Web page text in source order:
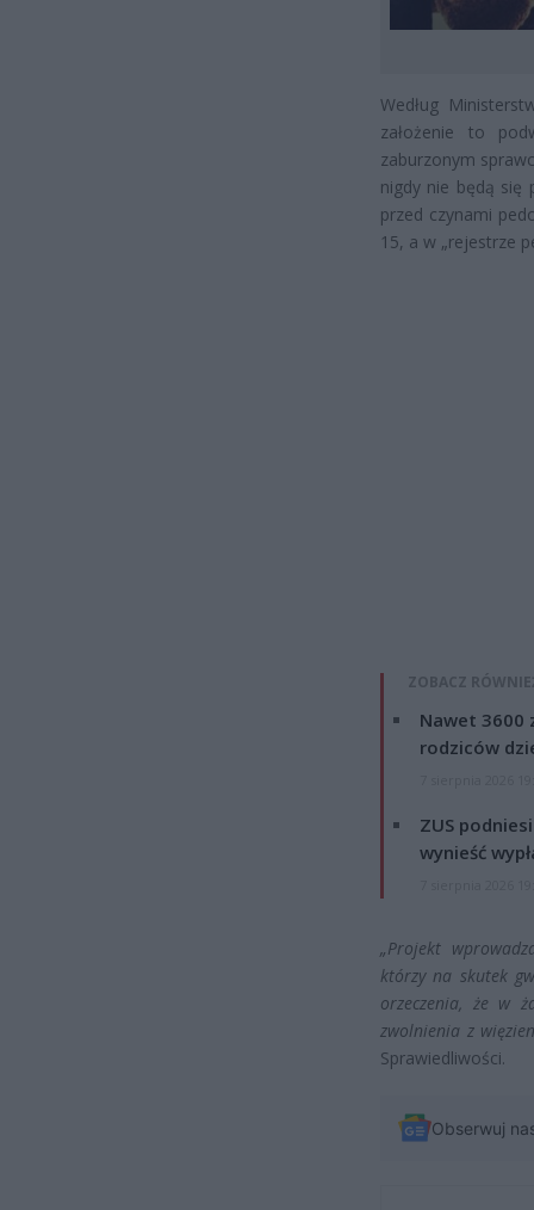
Według
założenie to
zaburzonym
nigdy nie będą się
przed czynami
15, a w „rejestrze
ZOBACZ
Nawet 3600
rodziców
ZUS
wynieść
„Projekt
którzy na skutek
orzeczenia, że w
zwolnienia z
Sprawiedliwości.
Obserwuj